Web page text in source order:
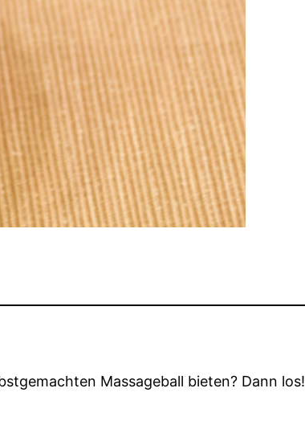
Massageball bieten? Dann los!